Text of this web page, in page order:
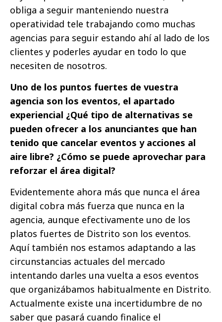
obliga a seguir manteniendo nuestra
operatividad tele trabajando como muchas
agencias para seguir estando ahí al lado de los
clientes y poderles ayudar en todo lo que
necesiten de nosotros.
Uno de los puntos fuertes de vuestra
agencia son los eventos, el apartado
experiencial ¿Qué tipo de alternativas se
pueden ofrecer a los anunciantes que han
tenido que cancelar eventos y acciones al
aire libre? ¿Cómo se puede aprovechar para
reforzar el área digital?
Evidentemente ahora más que nunca el área
digital cobra más fuerza que nunca en la
agencia, aunque efectivamente uno de los
platos fuertes de Distrito son los eventos.
Aquí también nos estamos adaptando a las
circunstancias actuales del mercado
intentando darles una vuelta a esos eventos
que organizábamos habitualmente en Distrito.
Actualmente existe una incertidumbre de no
saber que pasará cuando finalice el